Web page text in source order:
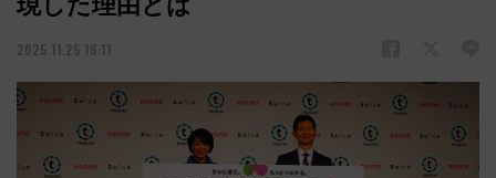
2025.11.25 16:11